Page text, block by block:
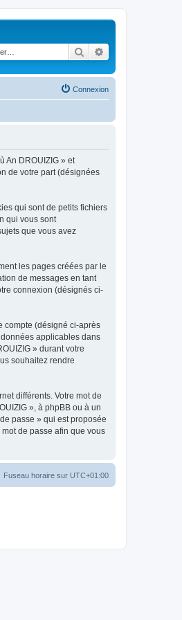
Rechercher
Connexion
An DROUIZIG » et
de votre part (désignées
qui sont de petits fichiers
qui vous sont
que vous avez
les pages créées par le
de messages en tant
connexion (désignés ci-
compte (désigné ci-après
applicables dans
» durant votre
souhaitez rendre
différents. Votre mot de
», à phpBB ou à un
passe » qui est proposée
de passe afin que vous
Fuseau horaire sur UTC+01:00